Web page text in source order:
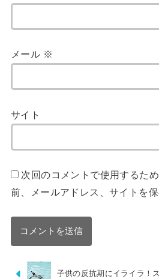
メール ※
サイト
次回のコメントで使用するた
前、メールアドレス、サイトを保
子供の反抗期にイライラ！